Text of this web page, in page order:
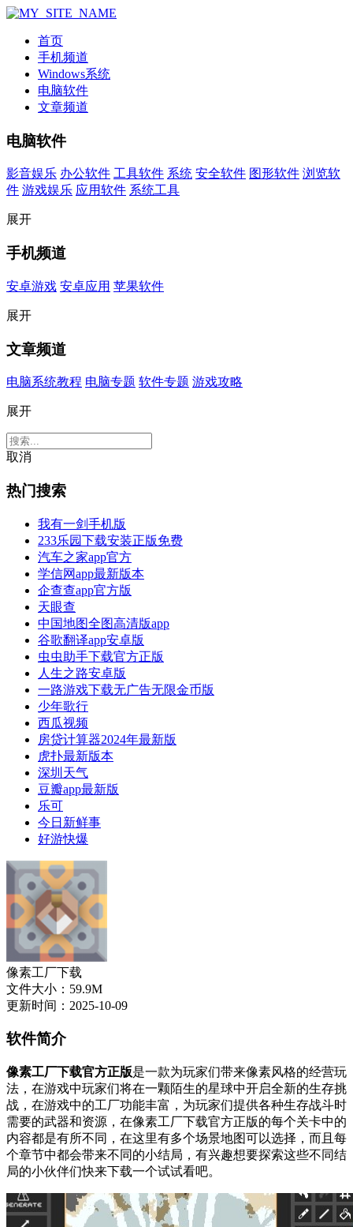
首页
手机频道
Windows系统
电脑软件
文章频道
电脑软件
影音娱乐 办公软件 工具软件 系统 安全软件 图形软件 浏览软
件 游戏娱乐 应用软件 系统工具
展开
手机频道
安卓游戏 安卓应用 苹果软件
展开
文章频道
电脑系统教程 电脑专题 软件专题 游戏攻略
展开
取消
热门搜索
我有一剑手机版
233乐园下载安装正版免费
汽车之家app官方
学信网app最新版本
企查查app官方版
天眼查
中国地图全图高清版app
谷歌翻译app安卓版
虫虫助手下载官方正版
人生之路安卓版
一路游戏下载无广告无限金币版
少年歌行
西瓜视频
房贷计算器2024年最新版
虎扑最新版本
深圳天气
豆瓣app最新版
乐可
今日新鲜事
好游快爆
像素工厂下载
文件大小：59.9M
更新时间：2025-10-09
软件简介
像素工厂下载官方正版是一款为玩家们带来像素风格的经营玩
法，在游戏中玩家们将在一颗陌生的星球中开启全新的生存挑
战，在游戏中的工厂功能丰富，为玩家们提供各种生存战斗时
需要的武器和资源，在像素工厂下载官方正版的每个关卡中的
内容都是有所不同，在这里有多个场景地图可以选择，而且每
个章节中都会带来不同的小结局，有兴趣想要探索这些不同结
局的小伙伴们快来下载一个试试看吧。